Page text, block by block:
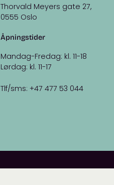
Thorvald Meyers gate 27,
0555 Oslo
Åpningstider
Mandag-Fredag: kl. 11-18
Lørdag: kl. 11-17
Tlf/sms: +47 477 53 044